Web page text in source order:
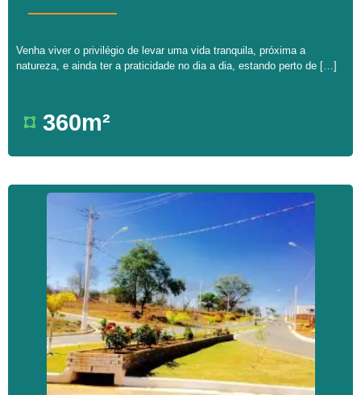
Venha viver o privilégio de levar uma vida tranquila, próxima a
natureza, e ainda ter a praticidade no dia a dia, estando perto de […]
360m²